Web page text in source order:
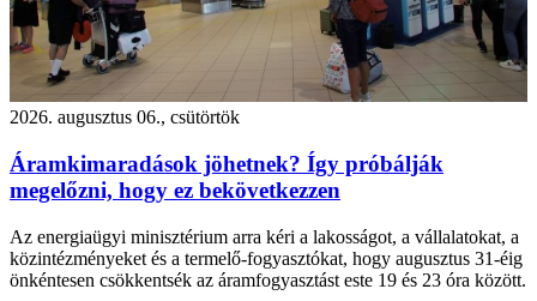
2026. augusztus 06., csütörtök
Áramkimaradások jöhetnek? Így próbálják
megelőzni, hogy ez bekövetkezzen
Az energiaügyi minisztérium arra kéri a lakosságot, a vállalatokat, a
közintézményeket és a termelő-fogyasztókat, hogy augusztus 31-éig
önkéntesen csökkentsék az áramfogyasztást este 19 és 23 óra között.